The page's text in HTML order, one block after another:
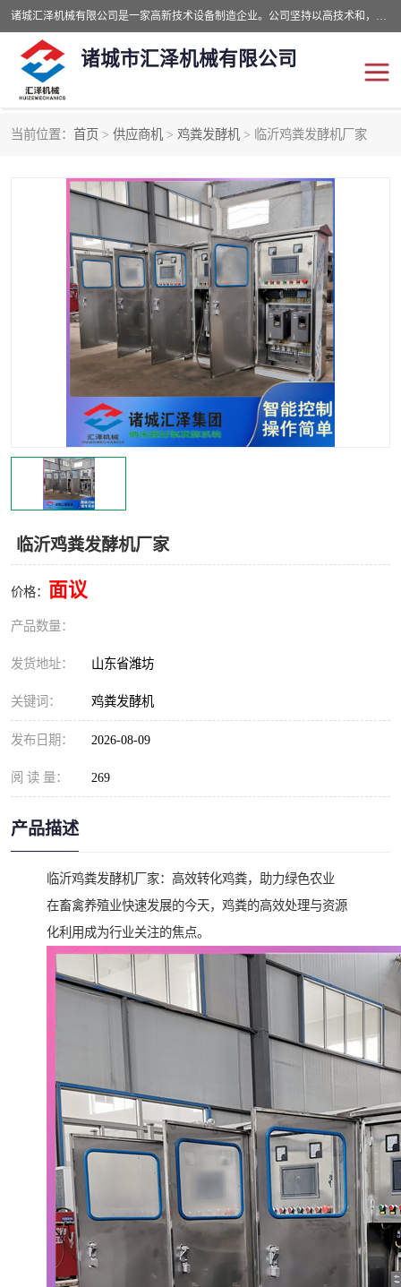
诸城汇泽机械有限公司是一家高新技术设备制造企业。公司坚持以高技术和，高服务于用户，以的环保机械制造设备赢的用户的信赖。现在主要生产死亡畜禽无害化处理和立式和卧式有机肥设备，搅拌机，烘干机，高温发酵机等。污水处理设备，固液分离机。气浮机，化制机等。公司秉承品质，用户至上，科技创新的经营理。
诸城市汇泽机械有限公司
当前位置： 首页 > 供应商机 > 鸡粪发酵机 > 临沂鸡粪发酵机厂家
临沂鸡粪发酵机厂家
价格： 面议
产品数量：
发货地址： 山东省潍坊
关键词： 鸡粪发酵机
发布日期： 2026-08-09
阅 读 量： 269
产品描述
临沂鸡粪发酵机厂家：高效转化鸡粪，助力绿色农业
在畜禽养殖业快速发展的今天，鸡粪的高效处理与资源
化利用成为行业关注的焦点。
鸡粪发酵机 有机肥设备
纳米膜好氧发酵堆肥机 粪污烘干酶体机
膜式堆肥机 纳米膜发酵
膜式发酵仓 分子膜堆肥仓
分子膜发酵堆肥设备